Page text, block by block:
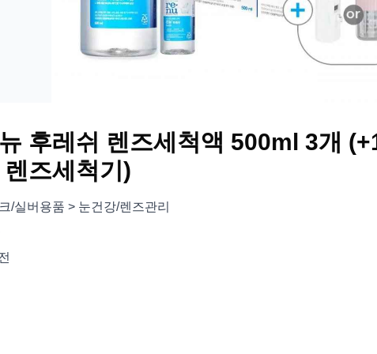
후레쉬 렌즈세척액 500ml 3개
즈세척기)
/실버용품 > 눈건강/렌즈관리